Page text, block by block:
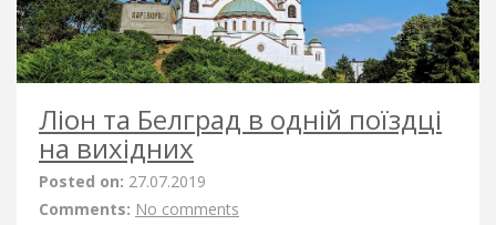
Ліон та Белград в одній поїздці
на вихідних
Posted on: 27.07.2019
Comments: No comments